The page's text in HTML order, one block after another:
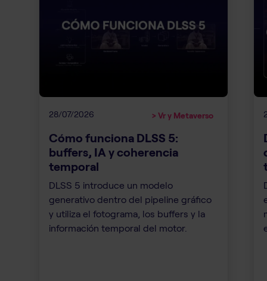
28/07/2026 > Vr y Metaverso
Cómo funciona DLSS 5:
buffers, IA y coherencia
temporal
DLSS 5 introduce un modelo
generativo dentro del pipeline gráfico
y utiliza el fotograma, los buffers y la
información temporal del motor.